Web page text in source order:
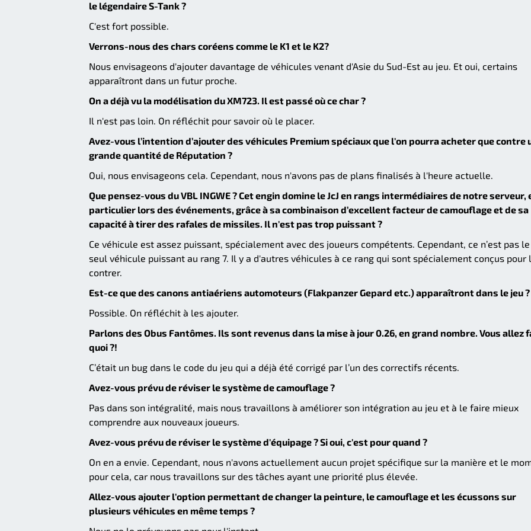
le légendaire S-Tank ?
C'est fort possible.
Verrons-nous des chars coréens comme le K1 et le K2?
Nous envisageons d'ajouter davantage de véhicules venant d'Asie du Sud-Est au jeu. Et oui, certains
apparaîtront dans un futur proche.
On a déjà vu la modélisation du XM723. Il est passé où ce char ?
Il n'est pas loin. On réfléchit pour savoir où le placer.
Avez-vous l’intention d’ajouter des véhicules Premium spéciaux que l'on pourra acheter que contre
grande quantité de Réputation ?
Oui, nous envisageons cela. Cependant, nous n'avons pas de plans finalisés à l'heure actuelle.
Que pensez-vous du VBL INGWE ? Cet engin domine le JcJ en rangs intermédiaires de notre serveur,
particulier lors des événements, grâce à sa combinaison d’excellent facteur de camouflage et de sa
capacité à tirer des rafales de missiles. Il n'est pas trop puissant ?
Ce véhicule est assez puissant, spécialement avec des joueurs compétents. Cependant, ce n’est pas le
seul véhicule puissant au rang 7. Il y a d'autres véhicules à ce rang qui sont spécialement conçus pour
contrer.
Est-ce que des canons antiaériens automoteurs (Flakpanzer Gepard etc.) apparaîtront dans le jeu ?
Possible. On réfléchit à les ajouter.
Parlons des Obus Fantômes. Ils sont revenus dans la mise à jour 0.26, en grand nombre. Vous allez
quoi ?!
C’était un bug dans le code du jeu qui a déjà été corrigé par l’un des correctifs récents.
Avez-vous prévu de réviser le système de camouflage ?
Pas dans son intégralité, mais nous travaillons à améliorer son intégration au jeu et à le faire mieux
comprendre aux nouveaux joueurs.
Avez-vous prévu de réviser le système d'équipage ? Si oui, c'est pour quand ?
On en a envie. Cependant, nous n'avons actuellement aucun projet spécifique sur la manière et le
pour cela, car nous travaillons sur des tâches ayant une priorité plus élevée.
Allez-vous ajouter l'option permettant de changer la peinture, le camouflage et les écussons sur
plusieurs véhicules en même temps ?